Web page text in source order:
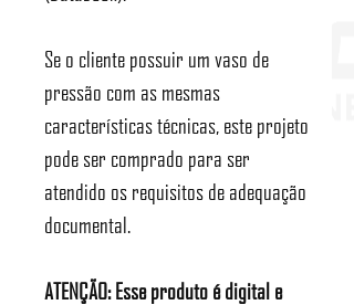
Se o cliente possuir um vaso de
pressão com as mesmas
características técnicas, este projeto
pode ser comprado para ser
atendido os requisitos de adequação
documental.
ATENÇÃO: Esse produto é digital e